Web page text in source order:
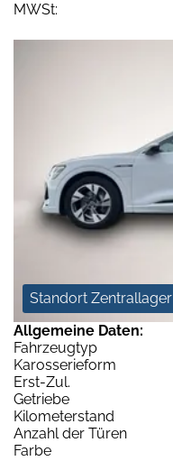
MWSt:
Standort Zentrallager
Allgemeine Daten:
Fahrzeugtyp
Karosserieform
Erst-Zul.
Getriebe
Kilometerstand
Anzahl der Türen
Farbe